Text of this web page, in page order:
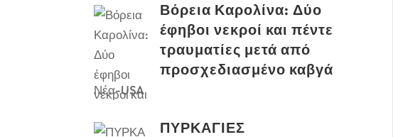
Βόρεια Καρολίνα: Δύο
έφηβοι νεκροί και πέντε
τραυματίες μετά από
προσχεδιασμένο καβγά
Νέα-USA
ΠΥΡΚΑΓΙΕΣ